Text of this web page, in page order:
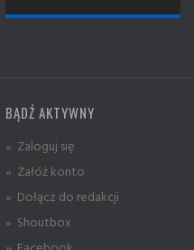
BĄDŹ AKTYWNY
» Zaloguj się
» Załóż konto
» Dołącz do redakcji
» Shoutbox